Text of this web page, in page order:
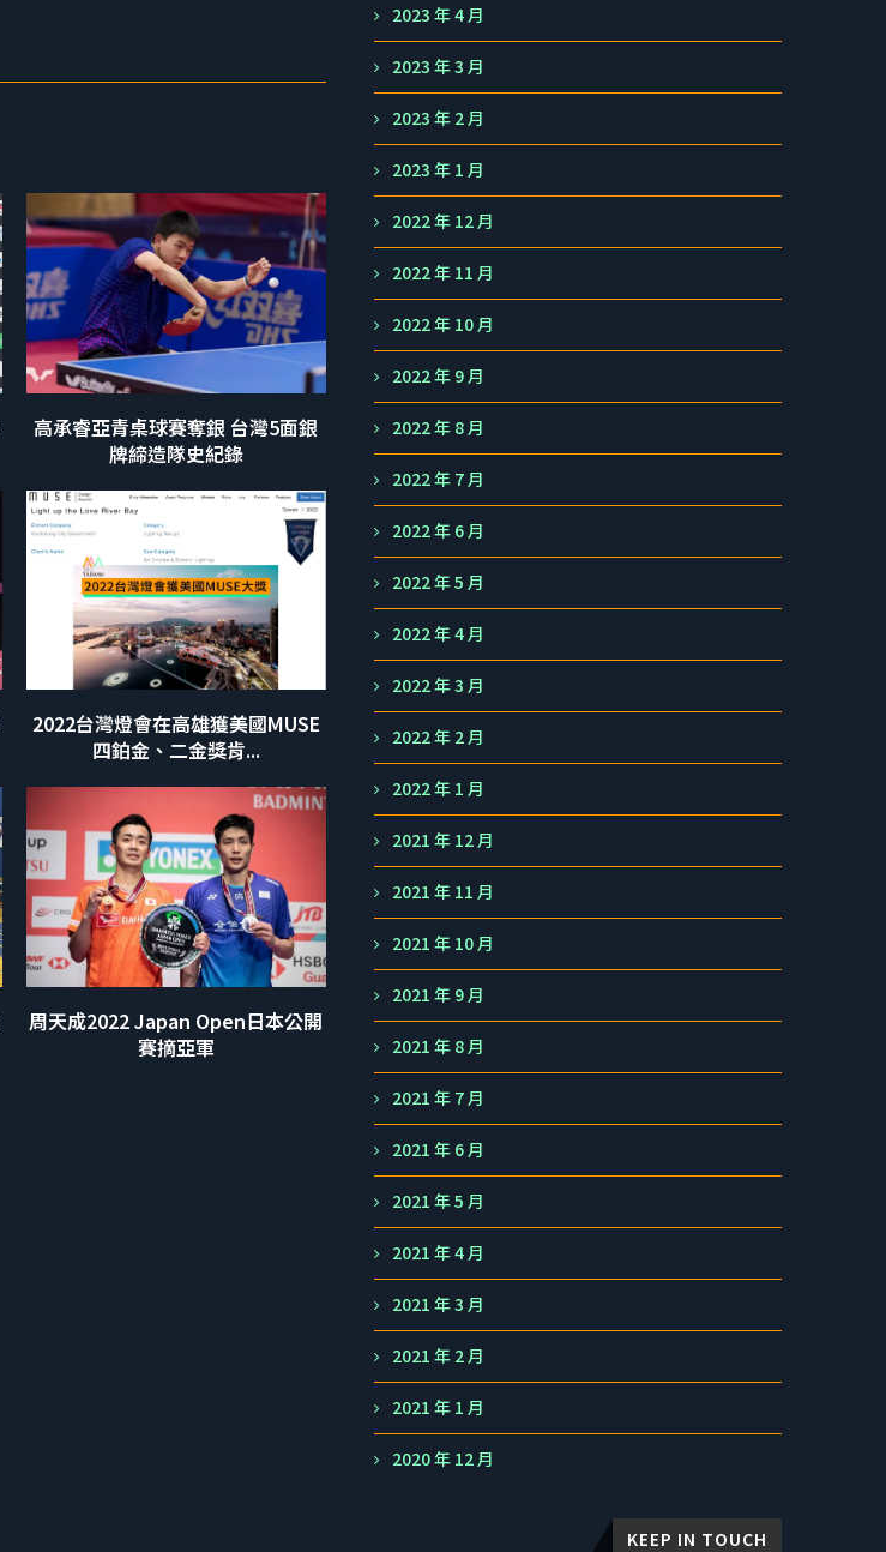
高承睿亞青桌球賽奪銀 台灣5面銀
牌締造隊史紀錄
2022台灣燈會在高雄獲美國MUSE
四鉑金、二金獎肯...
周天成2022 Japan Open日本公開
賽摘亞軍
2023 年 4 月
2023 年 3 月
2023 年 2 月
2023 年 1 月
2022 年 12 月
2022 年 11 月
2022 年 10 月
2022 年 9 月
2022 年 8 月
2022 年 7 月
2022 年 6 月
2022 年 5 月
2022 年 4 月
2022 年 3 月
2022 年 2 月
2022 年 1 月
2021 年 12 月
2021 年 11 月
2021 年 10 月
2021 年 9 月
2021 年 8 月
2021 年 7 月
2021 年 6 月
2021 年 5 月
2021 年 4 月
2021 年 3 月
2021 年 2 月
2021 年 1 月
2020 年 12 月
KEEP IN TOUCH